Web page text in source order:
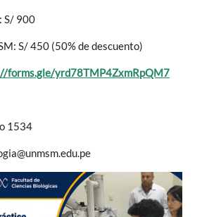
S/ 900
S/ 450 (50% de descuento)
forms.gle/yrd78TMP4ZxmRpQM7
1534